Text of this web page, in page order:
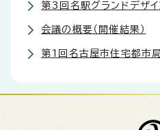
第3回名駅グランドデザ
会議の概要（開催結果）
第1回名古屋市住宅都市